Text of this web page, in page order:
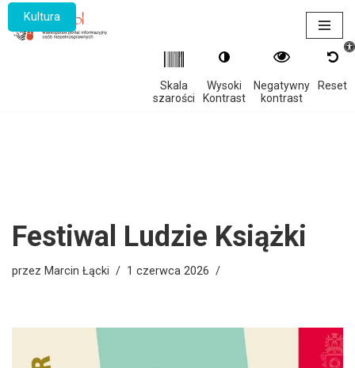
Skala
szarości
Wysoki
Kontrast
Negatywny
kontrast
Reset
Przejdź
Festiwal Ludzie Książki
przez Marcin Łącki 1 czerwca 2026
Kultura